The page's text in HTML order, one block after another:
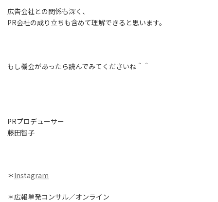
広告会社との関係も深く、
PR会社の成り立ちも含めて理解できると思います。
もし機会があったら読んでみてくださいね＾＾
PRプロデューサー
藤田智子
＊Instagram
＊広報単発コンサル／オンライン